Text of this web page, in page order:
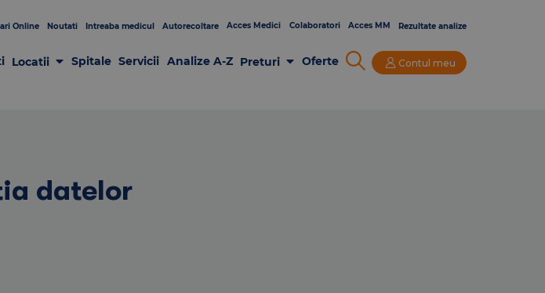
Online Noutati Intreaba medicul Autorecoltare Acces Medici Colaboratori Acces MM Rezultate analize
Locatii Spitale Servicii Analize A-Z Preturi Oferte Contul meu
datelor